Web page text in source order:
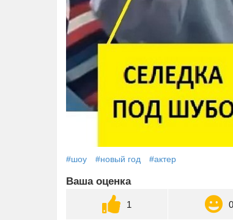
#шоу #новый год #актер
Ваша оценка
1 0